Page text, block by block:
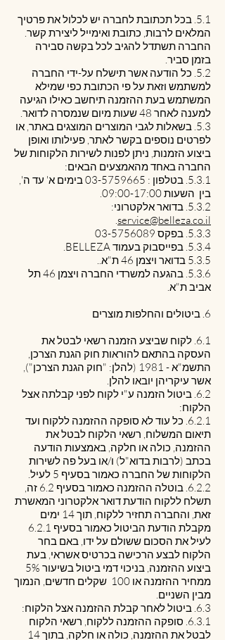
5.1. בכל תכתובת לחברה יש לכלול את פרטיך
המלאים לרבות, כתובת ואימייל ליצירת קשר.
החברה תשתדל להגיב לכל בקשה סבירה
בזמן סביר.
5.2. כל הודעה אשר תישלח על-ידי החברה
למשתמש וזאת על פי הכתובת כפי שמילא
המשתמש בעת ההזמנה תיחשב כאילו הגיעה
למענה לאחר 48 שעות מיום שנמסרה לדואר.
5.3. בשאלות לגבי המוצרים המוצגים באתר, או
לפרטים נוספים בקשר לאתר, פעילותו ואופן
ביצוע הזמנות, ניתן לפנות לשירות הלקוחות של
החברה באחד מהאמצעים הבאים:
5.3.1. בטלפון :
03-5759665בימים א' עד ה',
בין השעות 09:00-17:00.
5.3.2. בדואר אלקטרוני:
service@belleza.co.il
.
5.3.3. בפקס
03-5756089
5.3.4. בפייסבוק בעמוד BELLEZA.
5.3.5 בדואר ויצמן 46 ת"א..
5.3.6. בהגעה למשרדי החברה ויצמן 46 תל
אביב ת"א.
6. ביטולים והחלפות מוצרים
6.1. לקוח שביצע הזמנה רשאי לבטל את
העסקה בהתאם להוראות חוק הגנת הצרכן,
התשמ"א - 1981 (להלן: "חוק הגנת הצרכן"),
אשר עיקריהן יובאו להלן.
6.2. ביטול הזמנה ע"י לקוח לפני קבלתה אצל
הלקוח:
6.2.1. כל עוד לא סופקה ההזמנה ללקוח ועד
תיאום המשלוח, רשאי הלקוח לבטל את
ההזמנה, כולה או חלקה, באמצעות הודעה
בכתב (לרבות בדוא"ל) ו/או בעל פה לשירות
הלקוחות של החברה כאמור בסעיף ‎5 לעיל.
6.2.2. בוטלה ההזמנה כאמור בסעיף ‎6.2 זה,
תשלח ללקוח הודעת דואר אלקטרוני המאשרת
זאת, והחברה תחזיר ללקוח, תוך 14 ימים
מקבלת הודעת הביטול כאמור בסעיף ‎6.2.1
לעיל את הסכום ששולם על ידו, באם בחר
הלקוח לבצע הרכישה בכרטיס אשראי, בעת
ממחיר ההזמנה או 100 שקלים חדשים, הנמוך
מבין השניים.
6.3. ביטול לאחר קבלת ההזמנה אצל הלקוח:
6.3.1. סופקה ההזמנה ללקוח, רשאי הלקוח